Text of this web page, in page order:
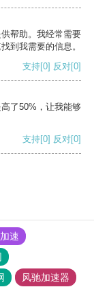
帮助。我经常需要
到我需要的信息。
支持[0] 反对[0]
了50%，让我能够
支持[0] 反对[0]
速
风驰加速器